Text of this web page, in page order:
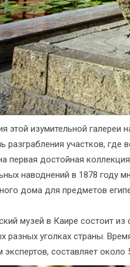
этой изумительной галереи
разграбления участков,
первая достойная
наводнений в 1878 году
дома для предметов
музей в Каире состоит
разных уголках страны.
экспертов, составляет около